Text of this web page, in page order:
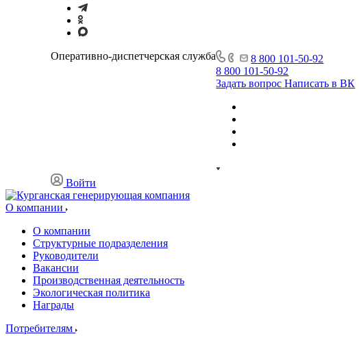
Оперативно-диспетчерская служба
8 800 101-50-92
8 800 101-50-92
Задать вопрос Написать в ВК
Войти
О компании
О компании
Структурные подразделения
Руководители
Вакансии
Производственная деятельность
Экологическая политика
Награды
Потребителям